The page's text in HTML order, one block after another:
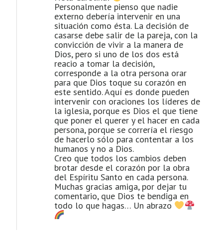
Personalmente pienso que nadie
externo debería intervenir en una
situación como ésta. La decisión de
casarse debe salir de la pareja, con la
convicción de vivir a la manera de
Dios, pero si uno de los dos está
reacio a tomar la decisión,
corresponde a la otra persona orar
para que Dios toque su corazón en
este sentido. Aquí es donde pueden
intervenir con oraciones los líderes de
la iglesia, porque es Dios el que tiene
que poner el querer y el hacer en cada
persona, porque se correría el riesgo
de hacerlo sólo para contentar a los
humanos y no a Dios.
Creo que todos los cambios deben
brotar desde el corazón por la obra
del Espíritu Santo en cada persona.
Muchas gracias amiga, por dejar tu
comentario, que Dios te bendiga en
todo lo que hagas… Un abrazo